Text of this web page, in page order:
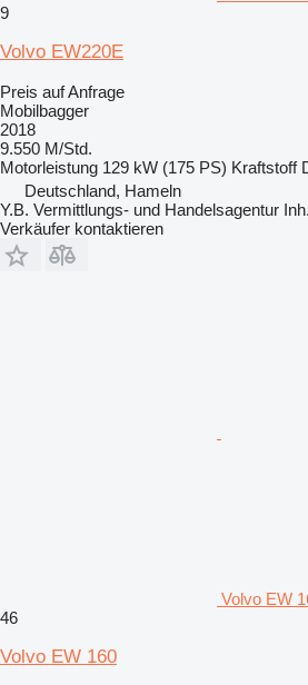
9
Volvo EW220E
Preis auf Anfrage
Mobilbagger
2018
9.550 M/Std.
Motorleistung 129 kW (175 PS) Kraftstoff
Deutschland, Hameln
Y.B. Vermittlungs- und Handelsagentur
Verkäufer kontaktieren
Volvo EW
46
Volvo EW 160